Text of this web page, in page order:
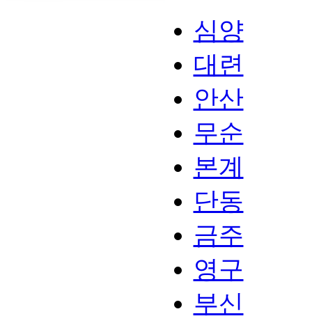
심양
대련
안산
무순
본계
단동
금주
영구
부신